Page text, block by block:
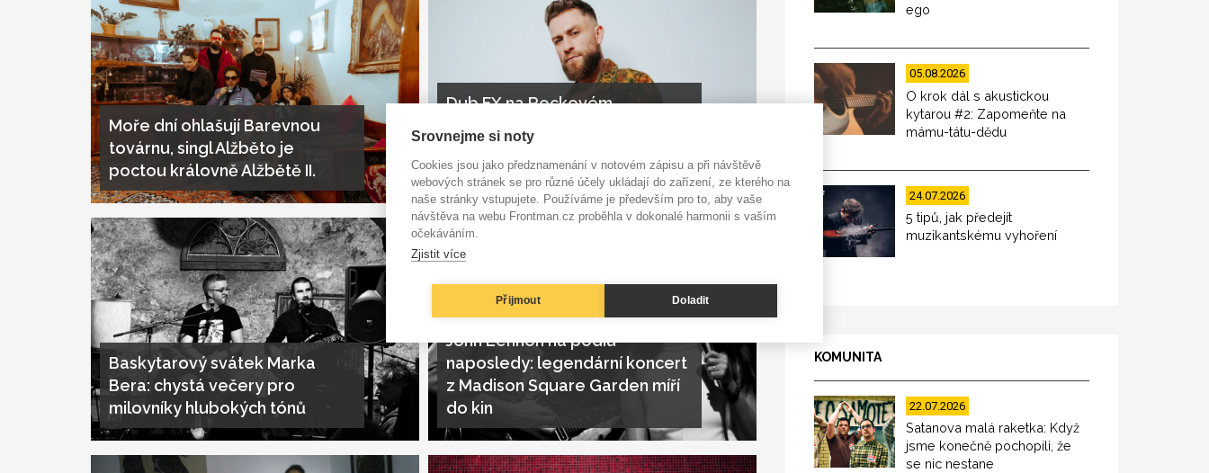
Moře dní ohlašují Barevnou
továrnu, singl Alžběto je
poctou královně Alžbětě II.
Dub FX na Rockovém
který sází na silná jména i nové
objevy
Baskytarový svátek Marka
Bera: chystá večery pro
milovníky hlubokých tónů
John Lennon na pódiu
naposledy: legendární koncert
z Madison Square Garden míří
do kin
ego
05.08.2026
O krok dál s akustickou
kytarou #2: Zapomeňte na
mámu-tátu-dědu
24.07.2026
5 tipů, jak předejít
muzikantskému vyhoření
KOMUNITA
22.07.2026
Satanova malá raketka: Když
jsme konečně pochopili, že
se nic nestane
Srovnejme si noty
Cookies jsou jako předznamenání v notovém zápisu a při návštěvě
webových stránek se pro různé účely ukládají do zařízení, ze kterého na
naše stránky vstupujete. Používáme je především pro to, aby vaše
návštěva na webu Frontman.cz proběhla v dokonalé harmonii s vaším
očekáváním.
Zjistit více
Přijmout Doladit